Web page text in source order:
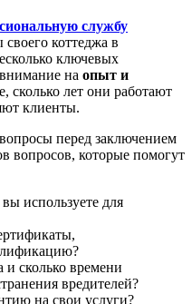
службу
коттеджа в
ключевых
на опыт и
сколько лет они работают
клиенты.
перед заключением
вопросов, которые помогут
используете для
и сколько времени
вредителей?
на свои услуги?